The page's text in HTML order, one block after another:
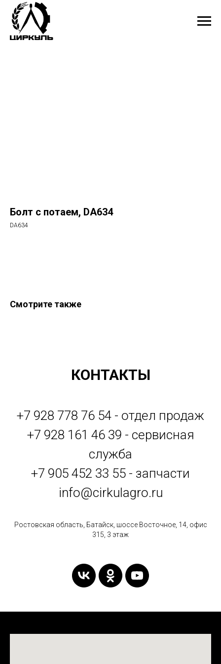
Болт с потаем, DA634
DA634
Смотрите также
КОНТАКТЫ
+7 928 778 76 54 - отдел продаж
+7 928 161 46 39 - сервисная
служба
+7 905 452 33 55 - запчасти
info@cirkulagro.ru
Ростовская область, Батайск, шоссе Восточное, 14, офис
315, 3 этаж